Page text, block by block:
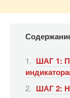
ШАГ 1:
ШАГ 2: